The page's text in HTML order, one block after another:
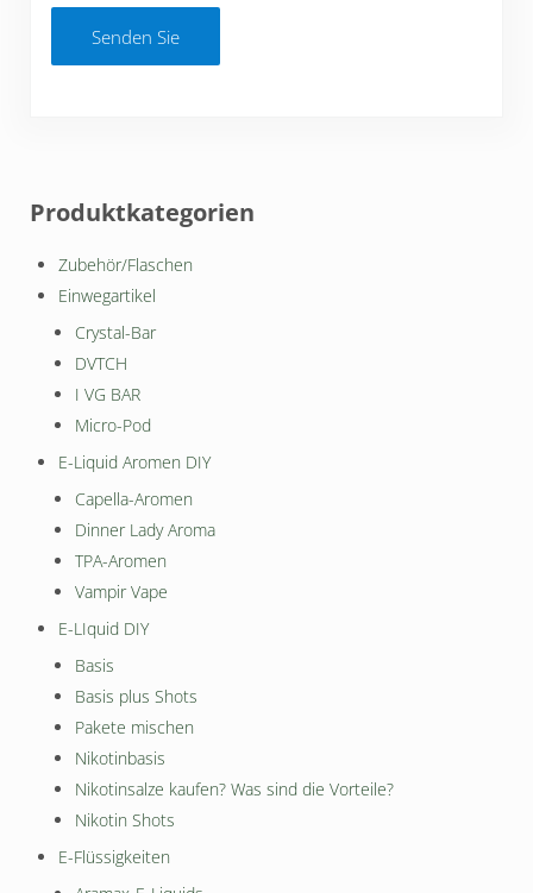
Senden Sie
Seitenleiste
Produktkategorien
Zubehör/Flaschen
Einwegartikel
Crystal-Bar
DVTCH
I VG BAR
Micro-Pod
E-Liquid Aromen DIY
Capella-Aromen
Dinner Lady Aroma
TPA-Aromen
Vampir Vape
E-LIquid DIY
Basis
Basis plus Shots
Pakete mischen
Nikotinbasis
Nikotinsalze kaufen? Was sind die Vorteile?
Nikotin Shots
E-Flüssigkeiten